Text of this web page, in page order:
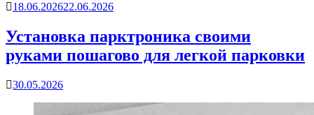
18.06.202622.06.2026
Установка парктроника своими
руками пошагово для легкой парковки
30.05.2026